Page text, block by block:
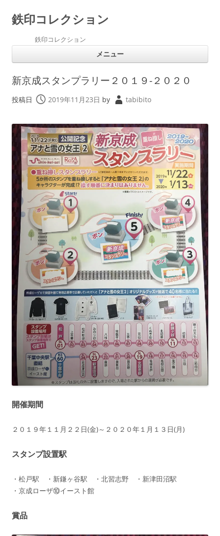
鉄印コレクション
鉄印コレクション
メニュー
新京成スタンプラリー２０１９-２０２０
投稿日 2019年11月23日 by tabibito
開催期間
２０１９年１１月２２日(金)～２０２０年１月１３日(月)
スタンプ設置駅
・松戸駅 ・新鎌ヶ谷駅 ・北習志野 ・新津田沼駅
・京成ローザ⑩イースト館
賞品